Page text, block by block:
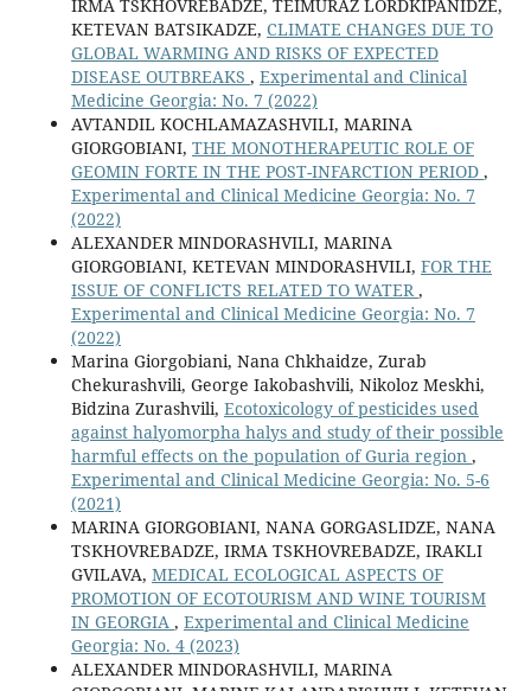
IRMA TSKHOVREBADZE, TEIMURAZ LORDKIPANIDZE,
KETEVAN BATSIKADZE, CLIMATE CHANGES DUE TO
GLOBAL WARMING AND RISKS OF EXPECTED
DISEASE OUTBREAKS , Experimental and Clinical
Medicine Georgia: No. 7 (2022)
AVTANDIL KOCHLAMAZASHVILI, MARINA
GIORGOBIANI, THE MONOTHERAPEUTIC ROLE OF
GEOMIN FORTE IN THE POST-INFARCTION PERIOD ,
Experimental and Clinical Medicine Georgia: No. 7
(2022)
ALEXANDER MINDORASHVILI, MARINA
GIORGOBIANI, KETEVAN MINDORASHVILI, FOR THE
ISSUE OF CONFLICTS RELATED TO WATER,
Experimental and Clinical Medicine Georgia: No. 7
(2022)
Marina Giorgobiani, Nana Chkhaidze, Zurab
Chekurashvili, George Iakobashvili, Nikoloz Meskhi,
Bidzina Zurashvili, Ecotoxicology of pesticides used
against halyomorpha halys and study of their possible
harmful effects on the population of Guria region ,
Experimental and Clinical Medicine Georgia: No. 5-6
(2021)
MARINA GIORGOBIANI, NANA GORGASLIDZE, NANA
TSKHOVREBADZE, IRMA TSKHOVREBADZE, IRAKLI
GVILAVA, MEDICAL ECOLOGICAL ASPECTS OF
PROMOTION OF ECOTOURISM AND WINE TOURISM
IN GEORGIA , Experimental and Clinical Medicine
Georgia: No. 4 (2023)
ALEXANDER MINDORASHVILI, MARINA